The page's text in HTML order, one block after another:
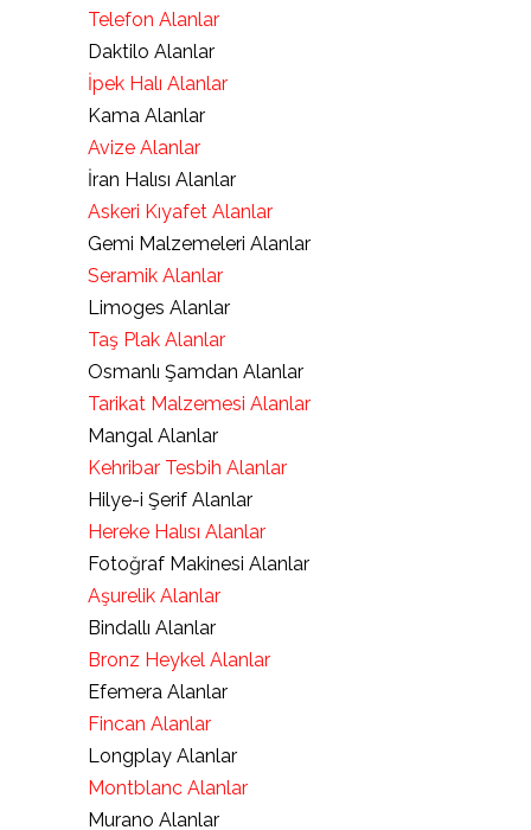
Telefon Alanlar
Daktilo Alanlar
İpek Halı Alanlar
Kama Alanlar
Avize Alanlar
İran Halısı Alanlar
Askeri Kıyafet Alanlar
Gemi Malzemeleri Alanlar
Seramik Alanlar
Limoges Alanlar
Taş Plak Alanlar
Osmanlı Şamdan Alanlar
Tarikat Malzemesi Alanlar
Mangal Alanlar
Kehribar Tesbih Alanlar
Hilye-i Şerif Alanlar
Hereke Halısı Alanlar
Fotoğraf Makinesi Alanlar
Aşurelik Alanlar
Bindallı Alanlar
Bronz Heykel Alanlar
Efemera Alanlar
Fincan Alanlar
Longplay Alanlar
Montblanc Alanlar
Murano Alanlar